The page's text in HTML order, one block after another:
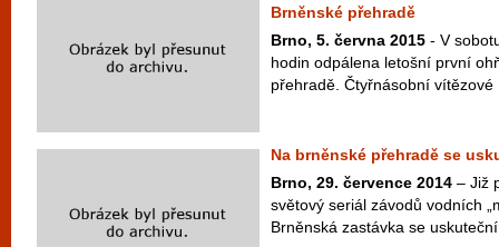
Brněnské přehradě
Brno, 5. června 2015 - V
hodin odpálena letošní první
přehradě. Čtyřnásobní vítězové
Na brněnské přehradě se
Brno, 29. července 2014 – Již
světový seriál závodů vodních
Brněnská zastávka se